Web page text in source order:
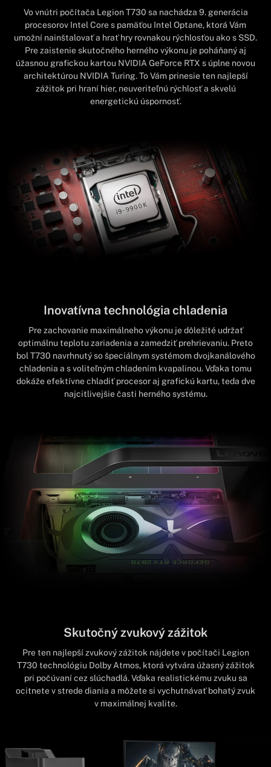
Vo vnútri počítača Legion T730 sa nachádza 9. generácia
procesorov Intel Core s pamäťou Intel Optane, ktorá Vám
umožní nainštalovať a hrať hry rovnakou rýchlosťou ako s SSD.
Pre zaistenie skutočného herného výkonu je poháňaný aj
úžasnou grafickou kartou NVIDIA GeForce RTX s úplne novou
architektúrou NVIDIA Turing. To Vám prinesie ten najlepší
zážitok pri hraní hier, neuveriteľnú rýchlosť a skvelú
energetickú úspornosť.
Inovatívna technológia chladenia
Pre zachovanie maximálneho výkonu je dôležité udržať
optimálnu teplotu zariadenia a zamedziť prehrievaniu. Preto
bol T730 navrhnutý so špeciálnym systémom dvojkanálového
chladenia a s voliteľným chladením kvapalinou. Vďaka tomu
dokáže efektívne chladiť procesor aj grafickú kartu, teda dve
najcitlivejšie časti herného systému.
Skutočný zvukový zážitok
Pre ten najlepší zvukový zážitok nájdete v počítači Legion
T730 technológiu Dolby Atmos, ktorá vytvára úžasný zážitok
pri počúvaní cez slúchadlá. Vďaka realistickému zvuku sa
ocitnete v strede diania a môžete si vychutnávať bohatý zvuk
v maximálnej kvalite.